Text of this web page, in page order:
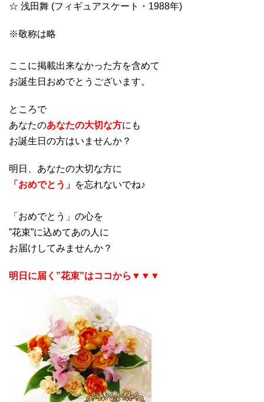
☆ 浅田舞 (フィギュアスケート・1988年)
※敬称は略
ここに掲載出来なかった方を含めて
お誕生日おめでとうございます。
ところで
あなたのあなたの大切な方にも
お誕生日の方はいませんか？
明日、あなたの大切な方に
「おめでとう」 を忘れないでね♪
「おめでとう」の心を
”花束”に込めてあの人に
お届けしてみませんか？
明日に届く”花束”はココから▼▼▼